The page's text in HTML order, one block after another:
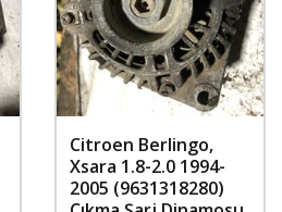
Citroen Berlingo,
Xsara 1.8-2.0 1994-
2005 (9631318280)